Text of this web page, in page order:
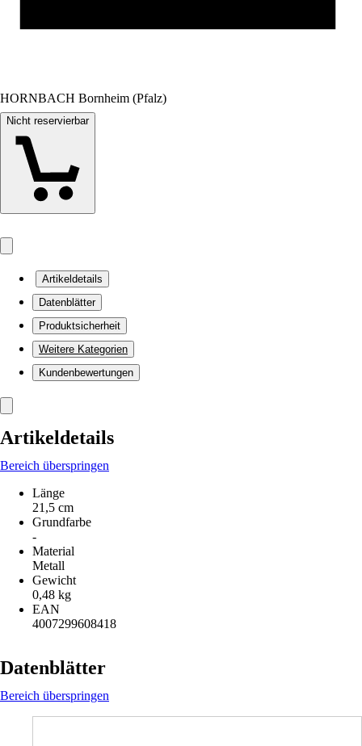
HORNBACH Bornheim (Pfalz)
Nicht reservierbar
Artikeldetails
Datenblätter
Produktsicherheit
Weitere Kategorien
Kundenbewertungen
Artikeldetails
Bereich überspringen
Länge
21,5 cm
Grundfarbe
-
Material
Metall
Gewicht
0,48 kg
EAN
4007299608418
Datenblätter
Bereich überspringen